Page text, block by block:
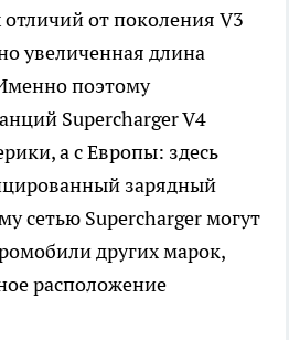
от поколения V3
увеличенная длина
поэтому
Supercharger V4
а с Европы: здесь
зарядный
сетью Supercharger могут
других марок,
расположение